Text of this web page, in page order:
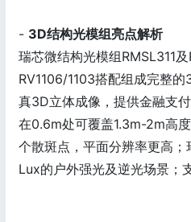
- 3D结构光模组亮点解析
瑞芯微结构光模组RMSL311
RV1106/1103搭配组成完整
真3D立体成像，提供金融支
在0.6m处可覆盖1.3m-2m高
个散斑点，平面分辨率更高
Lux的户外强光及逆光场景；